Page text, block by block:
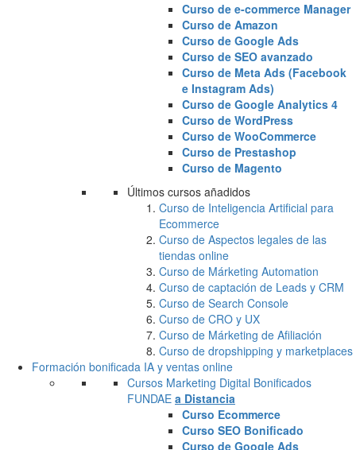
Curso de e-commerce Manager
Curso de Amazon
Curso de Google Ads
Curso de SEO avanzado
Curso de Meta Ads (Facebook
e Instagram Ads)
Curso de Google Analytics 4
Curso de WordPress
Curso de WooCommerce
Curso de Prestashop
Curso de Magento
Últimos cursos añadidos
Curso de Inteligencia Artificial para
Ecommerce
Curso de Aspectos legales de las
tiendas online
Curso de Márketing Automation
Curso de captación de Leads y CRM
Curso de Search Console
Curso de CRO y UX
Curso de Márketing de Afiliación
Curso de dropshipping y marketplaces
Formación bonificada IA y ventas online
Cursos Marketing Digital Bonificados
FUNDAE a Distancia
Curso Ecommerce
Curso SEO Bonificado
Curso de Google Ads